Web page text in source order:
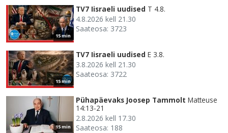
15 min
TV7 Iisraeli uudised T 4.8.
4.8.2026 kell 21.30
Saateosa: 3723
15 min
TV7 Iisraeli uudised E 3.8.
3.8.2026 kell 21.30
Saateosa: 3722
15 min
Pühapäevaks Joosep Tammolt Matteuse
14:13-21
2.8.2026 kell 17.30
Saateosa: 188